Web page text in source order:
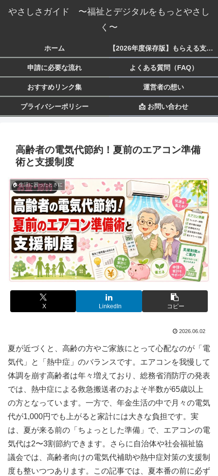
やさしさガイド 〜福祉とデジタルをもっとやさし
く〜
ホーム 【2026年度保存版】もらえる支援一覧 生活・子育て・障害・就労まで
申請に必要な流れ よくある質問（FAQ）
おすすめリンク集 運営者の想い
プライバシーポリシー 📩 お問い合わせ
高齢者の電気代節約！夏前のエアコン準備
術と支援制度
🏠 生活に困ったときに
X LinkedIn コピー
2026.06.02
夏が近づくと、高齢の方やご家族にとって心配なのが「電
気代」と「熱中症」のバランスです。エアコンを我慢して
体調を崩す高齢者は年々増えており、総務省消防庁の発表
では、熱中症による救急搬送者のおよそ半数が65歳以上
の方となっています。一方で、年金生活の中で月々の電気
代が1,000円でも上がると家計には大きな負担です。実
は、夏が来る前の「ちょっとした準備」で、エアコンの電
気代は2〜3割節約できます。さらに自治体や社会福祉協
議会では、高齢者向けの電気代補助や熱中症対策の支援制
度も整いつつあります。この記事では、夏本番の前に必ず